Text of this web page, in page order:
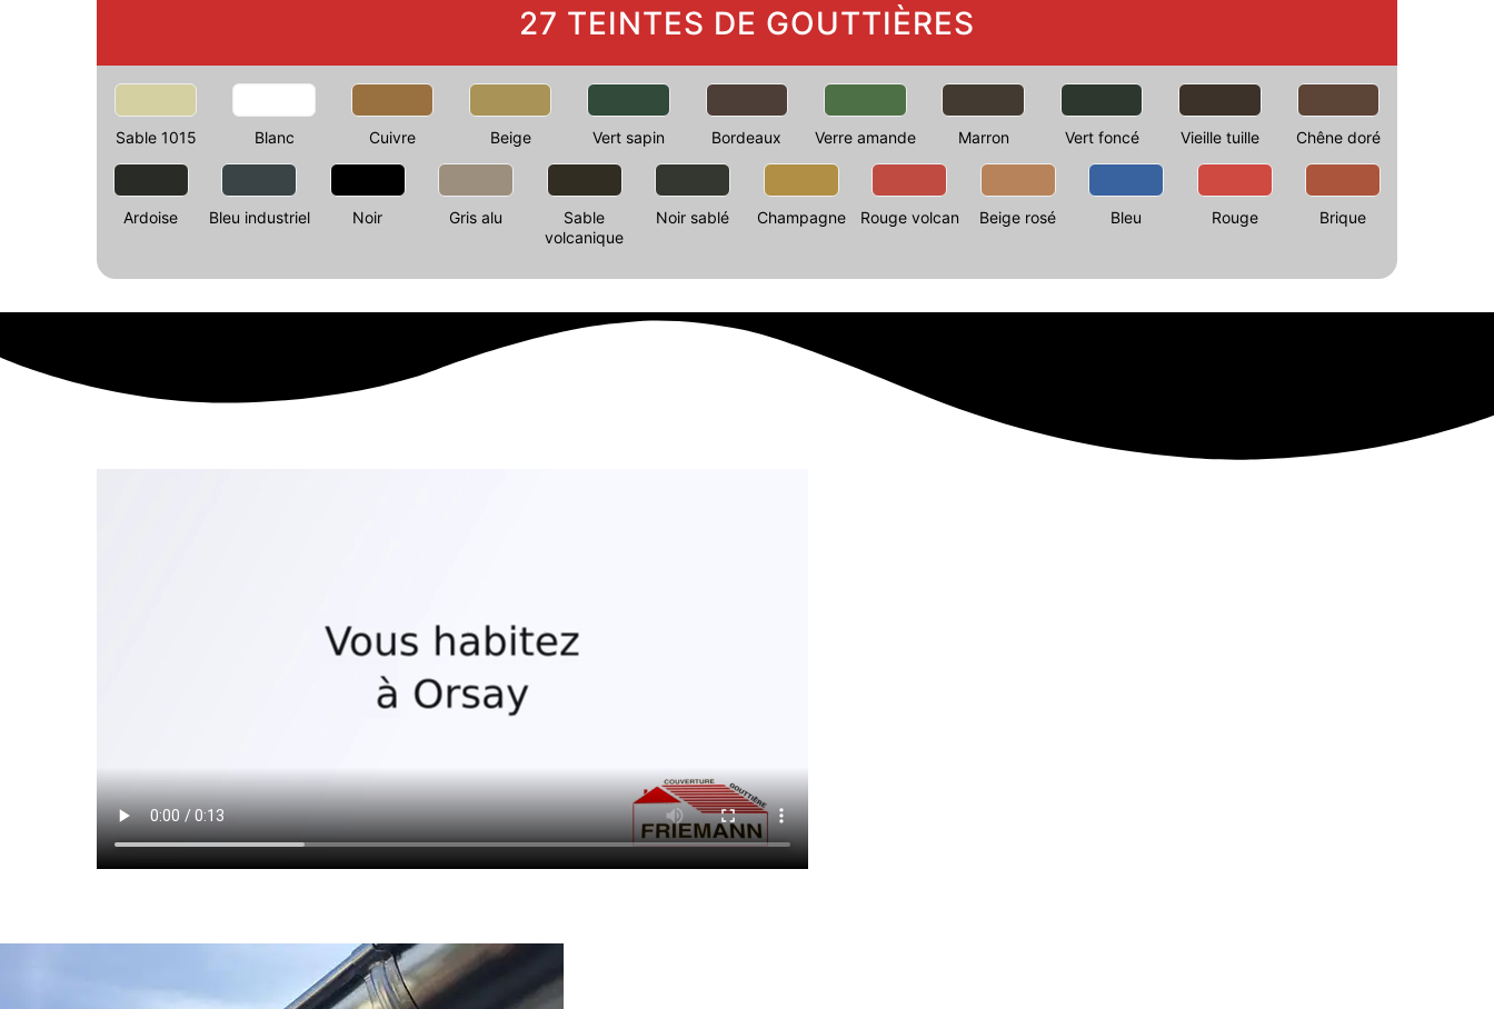
27 TEINTES DE GOUTTIÈRES
Sable 1015 Blanc Cuivre Beige Vert sapin Bordeaux Verre amande Marron Vert foncé Vieille tuille Chêne doré
Ardoise Bleu industriel Noir Gris alu
Sable
volcanique
Noir sablé Champagne Rouge volcan Beige rosé Bleu Rouge Brique